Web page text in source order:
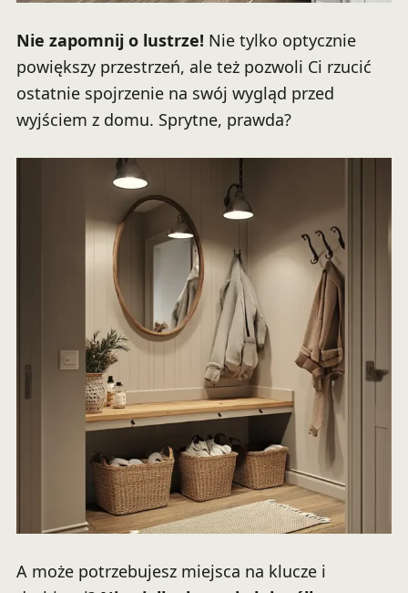
Nie zapomnij o lustrze! Nie tylko optycznie
powiększy przestrzeń, ale też pozwoli Ci rzucić
ostatnie spojrzenie na swój wygląd przed
wyjściem z domu. Sprytne, prawda?
A może potrzebujesz miejsca na klucze i